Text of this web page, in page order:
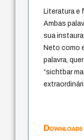
Literatura e
Ambas
sua
Neto como
palavra,
“sichtbar
Downloads